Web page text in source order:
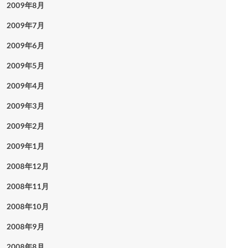
2009年8月
2009年7月
2009年6月
2009年5月
2009年4月
2009年3月
2009年2月
2009年1月
2008年12月
2008年11月
2008年10月
2008年9月